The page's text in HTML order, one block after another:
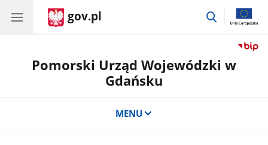
gov.pl
przejdź
Pomorski Urząd Wojewódzki w
Gdańsku
MENU